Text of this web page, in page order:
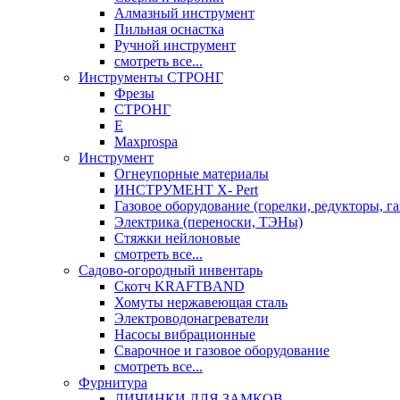
Алмазный инструмент
Пильная оснастка
Ручной инструмент
смотреть все...
Инструменты СТРОНГ
Фрезы
СТРОНГ
Е
Maxprospa
Инструмент
Огнеупорные материалы
ИНСТРУМЕНТ X- Pert
Газовое оборудование (горелки, редукторы,
Электрика (переноски, ТЭНы)
Стяжки нейлоновые
смотреть все...
Садово-огородный инвентарь
Скотч KRAFTBAND
Хомуты нержавеющая сталь
Электроводонагреватели
Насосы вибрационные
Сварочное и газовое оборудование
смотреть все...
Фурнитура